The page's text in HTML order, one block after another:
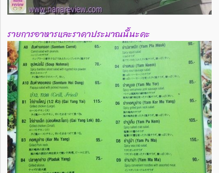
รายการอาหารและราคาประมาณนี้นะคะ